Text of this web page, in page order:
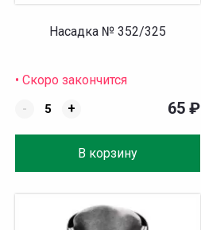
Насадка № 352/325
• Скоро закончится
-
+
В корзину
65₽